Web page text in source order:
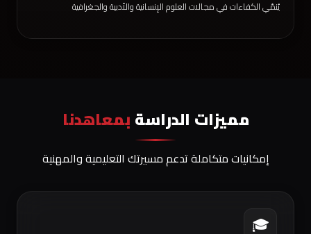
يُنمّي الكفاءات في مجالات العلوم الإنسانية والأدبية والجغرافية
مميزات الدراسة بمعاهدنا
إمكانيات متكاملة تدعم مسيرتك التعليمية والمهنية
🎓